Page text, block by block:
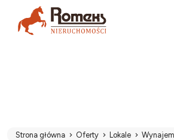
Strona główna Oferty Lokale Wynajem